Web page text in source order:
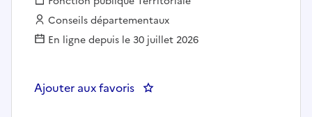
Employeur :
Conseils départementaux
En ligne depuis le 30 juillet 2026
Ajouter aux favoris : 2026-8166 Directeur Projet